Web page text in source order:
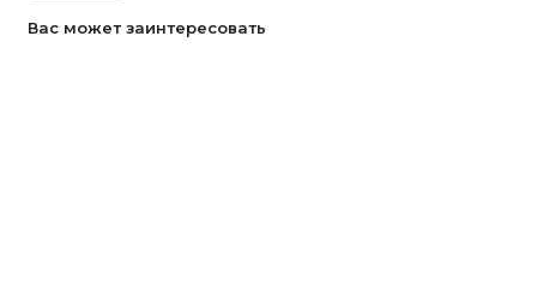
Вас может заинтересовать